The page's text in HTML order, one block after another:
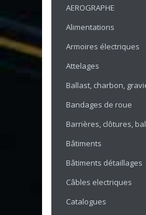
AEROGRAPHE
Alimentations
Armoires électriques
Attelages
Ballast, charbon,
Bandages de roue
Barrières, clôtures,
Bâtiments
Bâtiments détaillages
Câbles electriques
Catalogues